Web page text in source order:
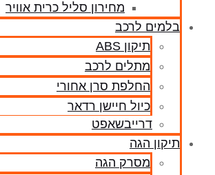
מחירון סליל כרית אוויר
בלמים לרכב
תיקון ABS
מתלים לרכב
החלפת סרן אחורי
כיול חיישן רדאר
דרייבשאפט
תיקון הגה
מסרק הגה